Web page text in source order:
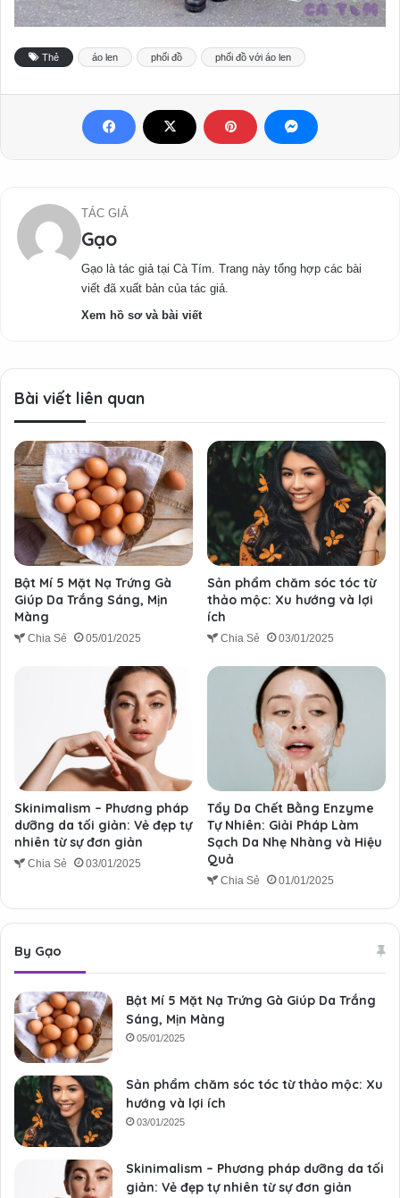
Thẻ áo len phối đồ phối đồ với áo len
TÁC GIẢ
Gạo
Gạo là tác giả tại Cà Tím. Trang này tổng hợp các bài
viết đã xuất bản của tác giả.
Xem hồ sơ và bài viết
Bài viết liên quan
Bật Mí 5 Mặt Nạ Trứng Gà
Giúp Da Trắng Sáng, Mịn
Màng
Chia Sẻ 05/01/2025
Sản phẩm chăm sóc tóc từ
thảo mộc: Xu hướng và lợi
ích
Chia Sẻ 03/01/2025
Skinimalism – Phương pháp
dưỡng da tối giản: Vẻ đẹp tự
nhiên từ sự đơn giản
Chia Sẻ 03/01/2025
Tẩy Da Chết Bằng Enzyme
Tự Nhiên: Giải Pháp Làm
Sạch Da Nhẹ Nhàng và Hiệu
Quả
Chia Sẻ 01/01/2025
By Gạo
Bật Mí 5 Mặt Nạ Trứng Gà Giúp Da Trắng
Sáng, Mịn Màng
05/01/2025
Sản phẩm chăm sóc tóc từ thảo mộc: Xu
hướng và lợi ích
03/01/2025
Skinimalism – Phương pháp dưỡng da tối
giản: Vẻ đẹp tự nhiên từ sự đơn giản